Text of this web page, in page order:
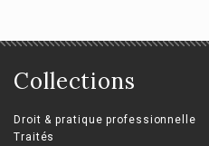
Collections
Droit & pratique professionnelle
Traités